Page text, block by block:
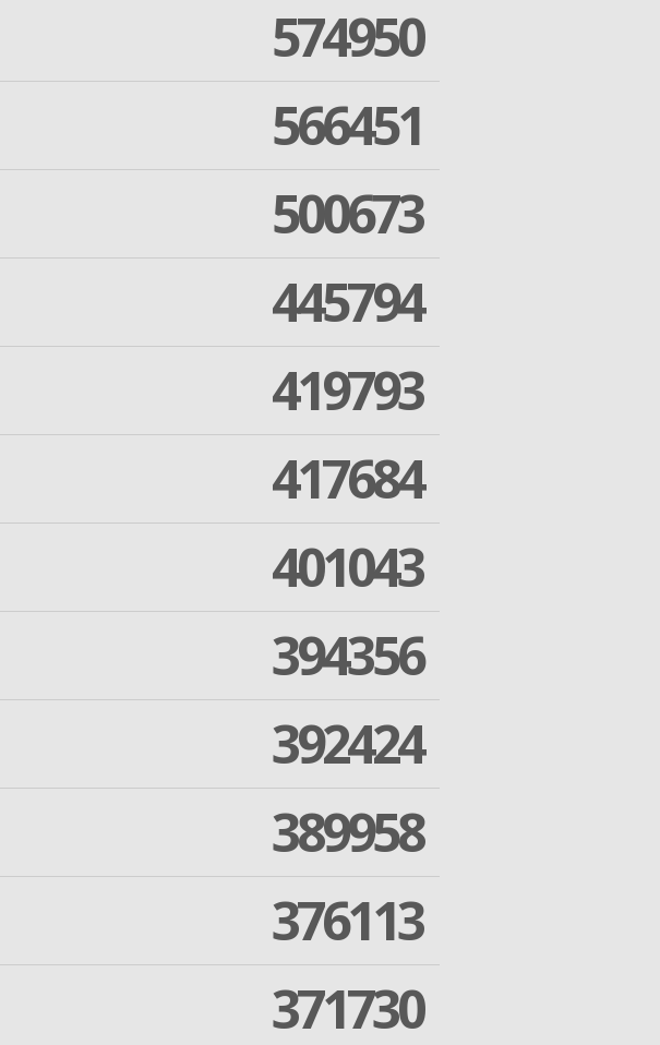
574950
566451
500673
445794
419793
417684
401043
394356
392424
389958
376113
371730